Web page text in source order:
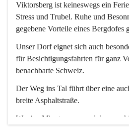
Viktorsberg ist keineswegs ein
Stress und Trubel. Ruhe und
gegebene Vorteile eines Bergdofes
Unser Dorf eignet sich auch
für Besichtigungsfahrten für ganz
benachbarte Schweiz.
Der Weg ins Tal führt über eine
breite Asphaltstraße.
Wenige Minuten nur, und das